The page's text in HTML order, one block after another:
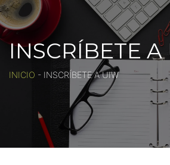
INSCRÍBETE
INICIO - INSCRÍBETE A UIW